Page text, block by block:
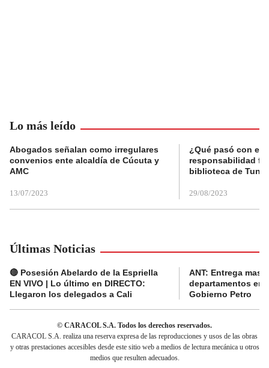
Lo más leído
Abogados señalan como irregulares
convenios ente alcaldía de Cúcuta y
AMC
13/07/2023
¿Qué pasó con el
responsabilidad
biblioteca de
29/08/2023
Últimas Noticias
🔴 Posesión Abelardo de la Espriella
EN VIVO | Lo último en DIRECTO:
Llegaron los delegados a Cali
ANT: Entrega
departamentos en
Gobierno Petro
© CARACOL S.A. Todos los derechos reservados.
CARACOL S.A. realiza una reserva expresa de las reproducciones y usos de las obras
y otras prestaciones accesibles desde este sitio web a medios de lectura mecánica u otros
medios que resulten adecuados.